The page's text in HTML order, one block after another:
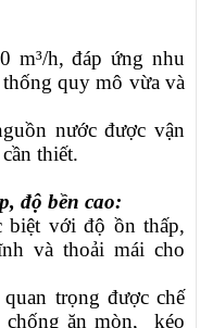
m³/h, đáp ứng nhu
quy mô vừa và
nước được vận
thiết.
độ bền cao:
biệt với độ ồn thấp,
và thoải mái cho
trọng được chế
ăn mòn,
kéo